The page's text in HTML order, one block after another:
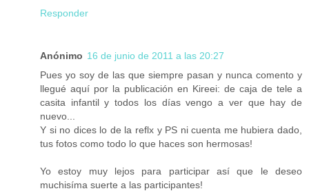
Responder
Anónimo 16 de junio de 2011 a las 20:27
Pues yo soy de las que siempre pasan y nunca comento y
llegué aquí por la publicación en Kireei: de caja de tele a
casita infantil y todos los días vengo a ver que hay de
nuevo...
Y si no dices lo de la reflx y PS ni cuenta me hubiera dado,
tus fotos como todo lo que haces son hermosas!
Yo estoy muy lejos para participar así que le deseo
muchisíma suerte a las participantes!